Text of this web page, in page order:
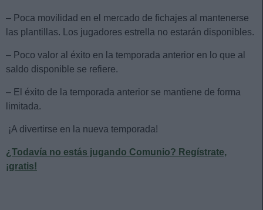
– Poca movilidad en el mercado de fichajes al mantenerse
las plantillas. Los jugadores estrella no estarán disponibles.
– Poco valor al éxito en la temporada anterior en lo que al
saldo disponible se refiere.
– El éxito de la temporada anterior se mantiene de forma
limitada.
¡A divertirse en la nueva temporada!
¿Todavía no estás jugando Comunio? Regístrate,
¡gratis!